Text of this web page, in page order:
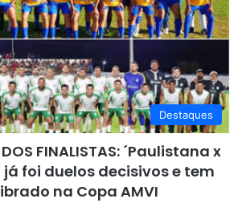
Destaques
DOS FINALISTAS: ´Paulistana x
já foi duelos decisivos e tem
na Copa AMVI